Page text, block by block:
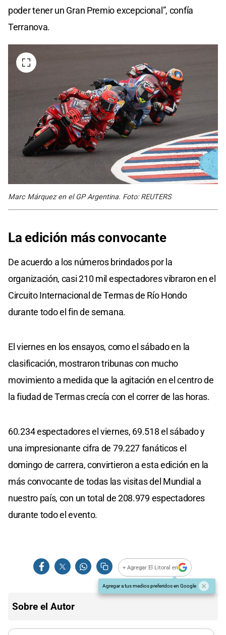
poder tener un Gran Premio excepcional”, confía
Terranova.
Marc Márquez en el GP Argentina. Foto: REUTERS
La edición más convocante
De acuerdo a los números brindados por la
organización, casi 210 mil espectadores vibraron en el
Circuito Internacional de Termas de Río Hondo
durante todo el fin de semana.
El viernes en los ensayos, como el sábado en la
clasificación, mostraron tribunas con mucho
movimiento a medida que la agitación en el centro de
la fiudad de Termas crecía con el correr de las horas.
60.234 espectadores el viernes, 69.518 el sábado y
una impresionante cifra de 79.227 fanáticos el
domingo de carrera, convirtieron a esta edición en la
más convocante de todas las visitas del Mundial a
nuestro país, con un total de 208.979 espectadores
durante todo el evento.
+ Agregar El Litoral en
Agregar a tus medios preferidos en Google
Sobre el Autor